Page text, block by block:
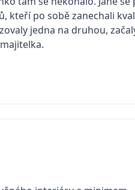
kteří po sobě zanechali
jedna na druhou,